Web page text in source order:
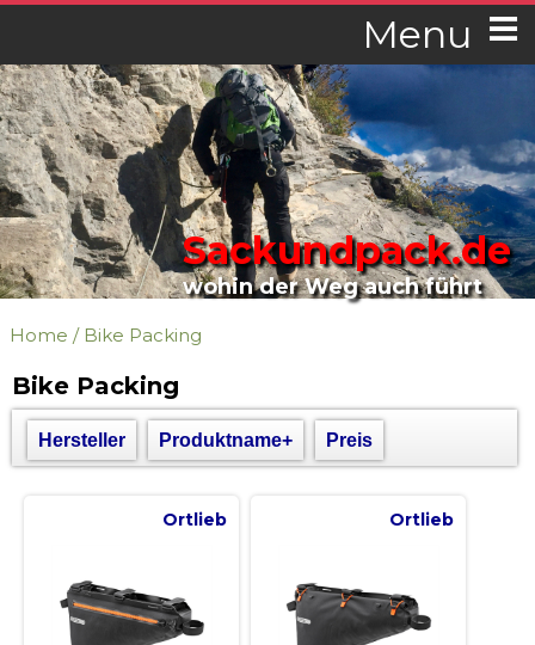
Menu
Sackundpack.de
wohin der Weg auch führt
Home / Bike Packing
Bike Packing
Hersteller Produktname+ Preis
Ortlieb Ortlieb